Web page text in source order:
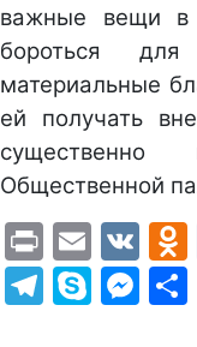
важные вещи в
бороться
материальные
ей получать
существенно
Общественной
PrintEmail
VK
Telegram
Skype